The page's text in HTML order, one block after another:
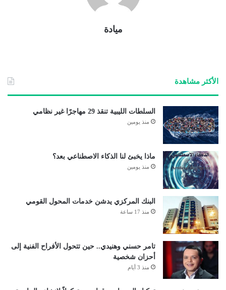
ميادة
الأكثر مشاهدة
السلطات الليبية تنقذ 29 مهاجرًا غير نظامي
منذ يومين
ماذا يخبئ لنا الذكاء الاصطناعي بعد؟
منذ يومين
البنك المركزي يدشن خدمات المحول القومي
منذ 17 ساعة
تامر حسني وهنيدي.. حين تتحول الأفراح الفنية إلى
أحزان شخصية
منذ 3 أيام